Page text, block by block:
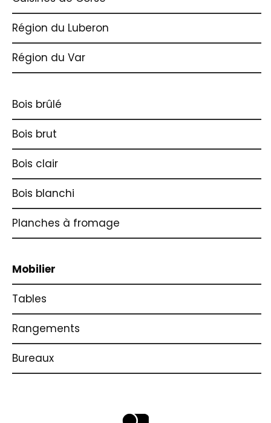
Région du Luberon
Région du Var
Bois brûlé
Bois brut
Bois clair
Bois blanchi
Planches à fromage
Mobilier
Tables
Rangements
Bureaux